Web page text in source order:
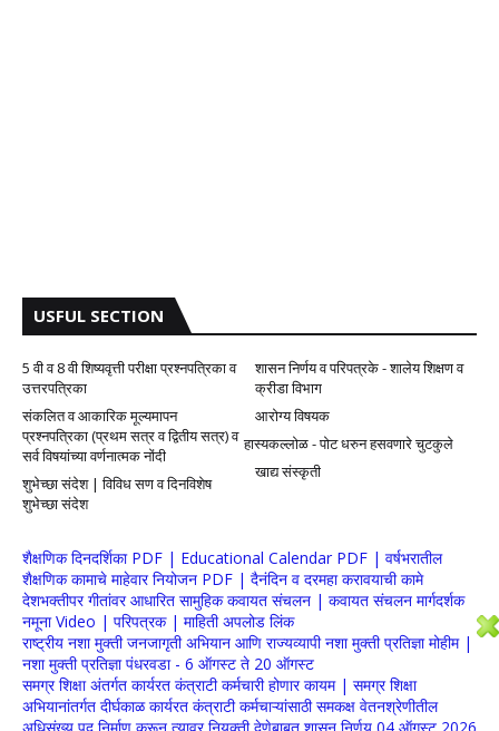
USFUL SECTION
5 वी व 8 वी शिष्यवृत्ती परीक्षा प्रश्नपत्रिका व
उत्तरपत्रिका
शासन निर्णय व परिपत्रके - शालेय शिक्षण व
क्रीडा विभाग
संकलित व आकारिक मूल्यमापन
प्रश्नपत्रिका (प्रथम सत्र व द्वितीय सत्र) व
सर्व विषयांच्या वर्णनात्मक नोंदी
आरोग्य विषयक
हास्यकल्लोळ - पोट धरुन हसवणारे चुटकुले
खाद्य संस्कृती
शुभेच्छा संदेश | विविध सण व दिनविशेष
शुभेच्छा संदेश
शैक्षणिक दिनदर्शिका PDF | Educational Calendar PDF | वर्षभरातील
शैक्षणिक कामाचे माहेवार नियोजन PDF | दैनंदिन व दरमहा करावयाची कामे
देशभक्तीपर गीतांवर आधारित सामुहिक कवायत संचलन | कवायत संचलन मार्गदर्शक
नमूना Video | परिपत्रक | माहिती अपलोड लिंक
राष्ट्रीय नशा मुक्ती जनजागृती अभियान आणि राज्यव्यापी नशा मुक्ती प्रतिज्ञा मोहीम |
नशा मुक्ती प्रतिज्ञा पंधरवडा - 6 ऑगस्ट ते 20 ऑगस्ट
समग्र शिक्षा अंतर्गत कार्यरत कंत्राटी कर्मचारी होणार कायम | समग्र शिक्षा
अभियानांतर्गत दीर्घकाळ कार्यरत कंत्राटी कर्मचाऱ्यांसाठी समकक्ष वेतनश्रेणीतील